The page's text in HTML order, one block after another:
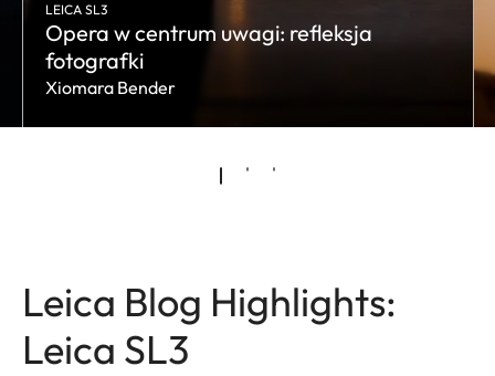
LEICA SL3
Opera w centrum uwagi: refleksja
fotografki
Xiomara Bender
Leica Blog Highlights:
Leica SL3